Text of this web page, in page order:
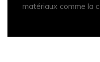
matériaux comme la